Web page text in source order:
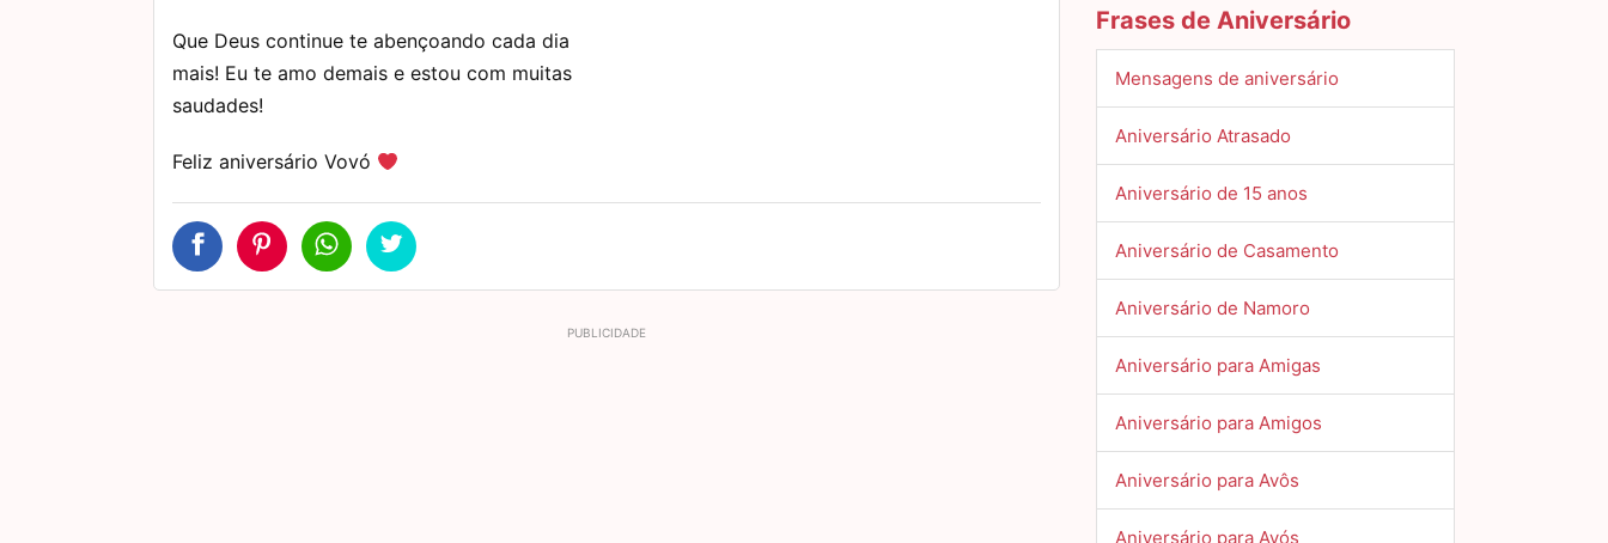
Que Deus continue te abençoando cada dia
mais! Eu te amo demais e estou com muitas
saudades!
Feliz aniversário Vovó
Frases de Aniversário
Mensagens de aniversário
Aniversário Atrasado
Aniversário de 15 anos
Aniversário de Casamento
Aniversário de Namoro
Aniversário para Amigas
Aniversário para Amigos
Aniversário para Avôs
Aniversário para Avós